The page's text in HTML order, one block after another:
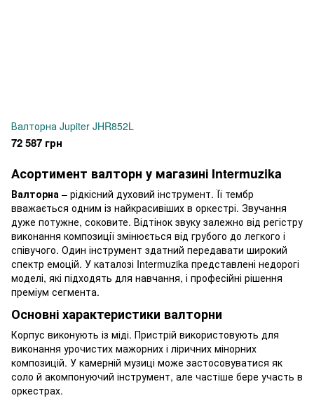
Валторна Jupiter JHR852L
72 587 грн
Асортимент валторн у магазині Intermuzika
Валторна – рідкісний духовий інструмент. Її тембр
вважається одним із найкрасивіших в оркестрі. Звучання
дуже потужне, соковите. Відтінок звуку залежно від регістру
виконання композиції змінюється від грубого до легкого і
співучого. Один інструмент здатний передавати широкий
спектр емоцій. У каталозі Intermuzika представлені недорогі
моделі, які підходять для навчання, і професійні рішення
преміум сегмента.
Основні характеристики валторни
Корпус виконують із міді. Пристрій використовують для
виконання урочистих мажорних і ліричних мінорних
композицій. У камерній музиці може застосовуватися як
соло й акомпонуючий інструмент, але частіше бере участь в
оркестрах.